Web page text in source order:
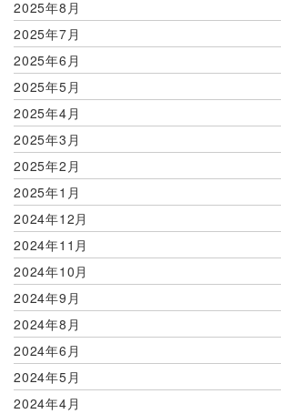
2025年8月
2025年7月
2025年6月
2025年5月
2025年4月
2025年3月
2025年2月
2025年1月
2024年12月
2024年11月
2024年10月
2024年9月
2024年8月
2024年6月
2024年5月
2024年4月